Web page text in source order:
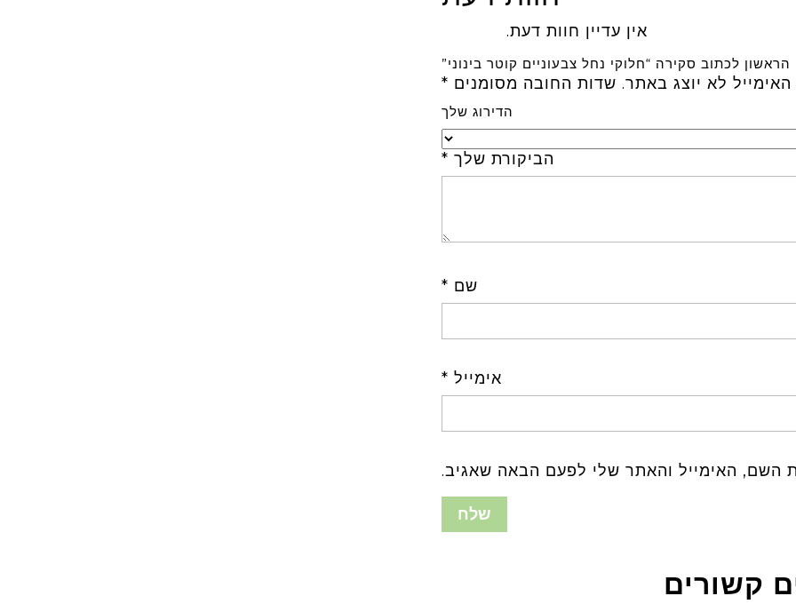
אין עדיין חוות דעת.
לכתוב סקירה “חלוקי נחל צבעוניים קוטר בינוני”
האימייל לא יוצג באתר. שדות החובה מסומנים *
הדירוג שלך
הביקורת שלך *
שם *
אימייל *
השם, האימייל והאתר שלי לפעם הבאה שאגיב.
קשורים